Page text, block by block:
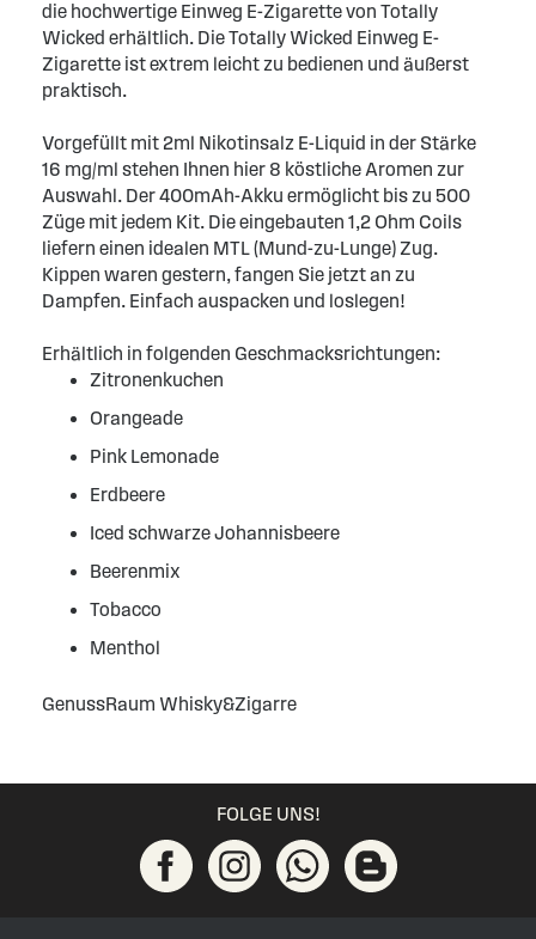
die hochwertige Einweg E-Zigarette von Totally
Wicked erhältlich. Die Totally Wicked Einweg E-
Zigarette ist extrem leicht zu bedienen und äußerst
praktisch.
Vorgefüllt mit 2ml Nikotinsalz E-Liquid in der Stärke
16 mg/ml stehen Ihnen hier 8 köstliche Aromen zur
Auswahl. Der 400mAh-Akku ermöglicht bis zu 500
Züge mit jedem Kit. Die eingebauten 1,2 Ohm Coils
liefern einen idealen MTL (Mund-zu-Lunge) Zug.
Kippen waren gestern, fangen Sie jetzt an zu
Dampfen. Einfach auspacken und loslegen!
Erhältlich in folgenden Geschmacksrichtungen:
Zitronenkuchen
Orangeade
Pink Lemonade
Erdbeere
Iced schwarze Johannisbeere
Beerenmix
Tobacco
Menthol
GenussRaum Whisky&Zigarre
FOLGE UNS!